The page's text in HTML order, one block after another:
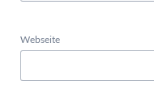
Webseite